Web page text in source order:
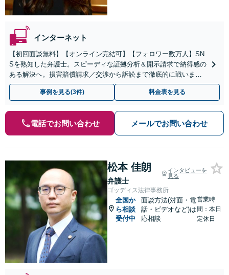
インターネット
【初回面談無料】【オンライン完結可】【フォロワー数万人】SN
Sを熟知した弁護士。スピーディな証拠分析＆開示請求で納得感の
ある解決へ。損害賠償請求／交渉から訴訟まで徹底的に戦いま
す。意見照会書が届いた方もご相談ください【休日対応】
事例を見る(3件) 料金表を見る
電話でお問い合わせ メールでお問い合わせ
松本 佳朗
弁護士
インタビューを
見る
ゴッディス法律事務所
全国か
ら相談
受付中
面談方法(対面・電
話・ビデオなど)は
応相談
営業時
間：本日
定休日